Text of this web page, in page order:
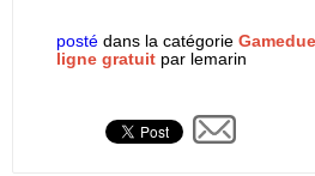
posté dans la catégorie
ligne gratuit par lemarin